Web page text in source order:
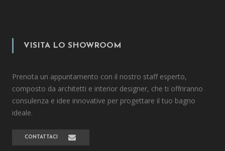
VISITA LO SHOWROOM
Prenota un appuntamento con il nostro staff esperto,
composto da architetti e interior designer, che ti offriranno
consulenza e idee innovative per progettare il tuo bagno
ideale.
CONTATTACI